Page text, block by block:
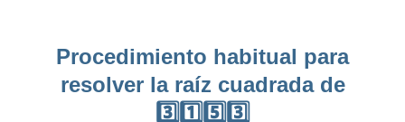
Procedimiento habitual para
resolver la raíz cuadrada de
3️⃣1️⃣5️⃣3️⃣